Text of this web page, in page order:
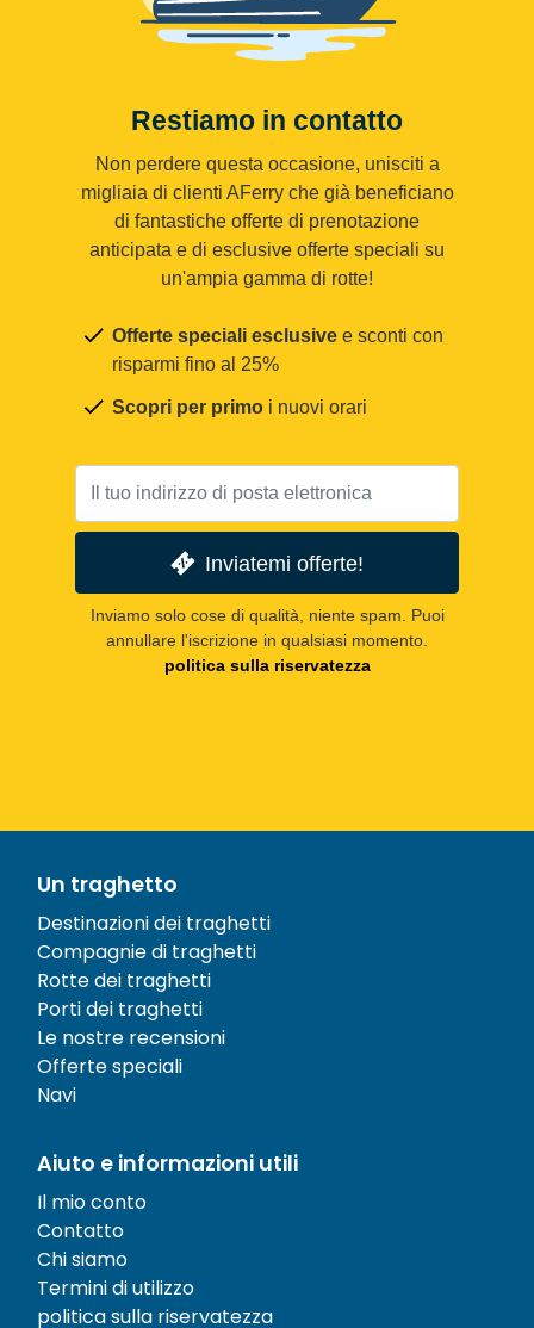
Restiamo in contatto
Non perdere questa occasione, unisciti a
migliaia di clienti AFerry che già beneficiano
di fantastiche offerte di prenotazione
anticipata e di esclusive offerte speciali su
un'ampia gamma di rotte!
Offerte speciali esclusive e sconti con
risparmi fino al 25%
Scopri per primo i nuovi orari
Inviatemi offerte!
Inviamo solo cose di qualità, niente spam. Puoi
annullare l'iscrizione in qualsiasi momento.
politica sulla riservatezza
Un traghetto
Destinazioni dei traghetti
Compagnie di traghetti
Rotte dei traghetti
Porti dei traghetti
Le nostre recensioni
Offerte speciali
Navi
Aiuto e informazioni utili
Il mio conto
Contatto
Chi siamo
Termini di utilizzo
politica sulla riservatezza